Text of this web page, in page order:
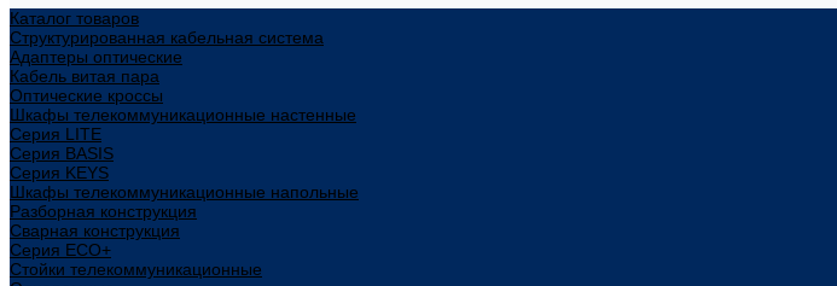
Каталог товаров
Структурированная кабельная система
Адаптеры оптические
Кабель витая пара
Оптические кроссы
Шкафы телекоммуникационные настенные
Cерия LITE
Cерия BASIS
Cерия KEYS
Шкафы телекоммуникационные напольные
Разборная конструкция
Сварная конструкция
Серия ECO+
Стойки телекоммуникационные